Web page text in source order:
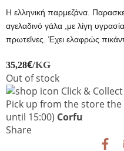
Η ελληνική παρμεζάνα.
αγελαδινό γάλα ,με λίγη
πρωτεΐνες. Έχει ελαφρώς
35,28€/KG
Out of stock
Click & Collect
Pick up from the store the
until 15:00) Corfu
Share